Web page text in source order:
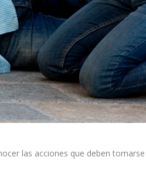
las acciones que deben tomarse